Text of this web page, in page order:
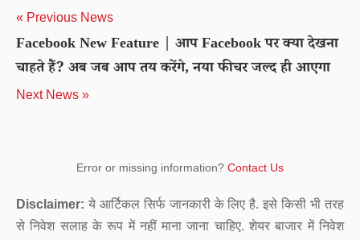
« Previous News
Facebook New Feature | आप Facebook पर क्या देखना
चाहते हैं? अब जब आप तय करेंगे, नया फीचर जल्द ही आएगा
Next News »
Error or missing information? Contact Us
Disclaimer: ये आर्टिकल सिर्फ जानकारी के लिए है. इसे किसी भी तरह
से निवेश सलाह के रूप में नहीं माना जाना चाहिए. शेयर बाजार में निवेश